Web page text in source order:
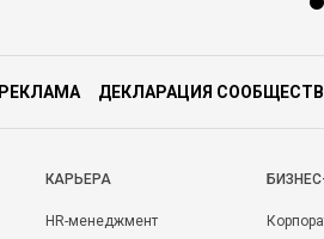
РЕКЛАМА ДЕКЛАРАЦИЯ
КАРЬЕРА
HR-менеджмент